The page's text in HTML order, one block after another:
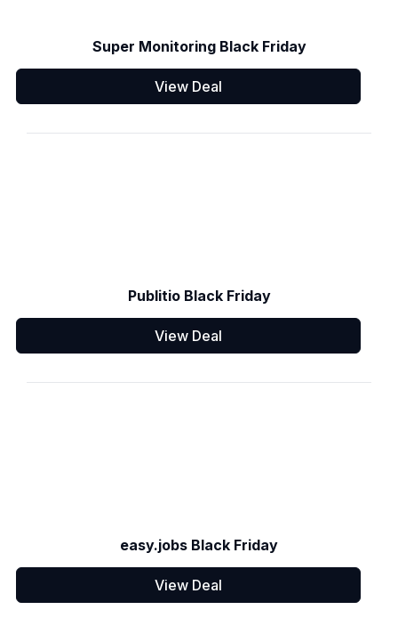
Super Monitoring Black Friday
View Deal
Publitio Black Friday
View Deal
easy.jobs Black Friday
View Deal